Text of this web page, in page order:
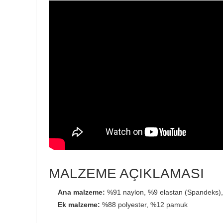
MALZEME AÇIKLAMASI
Ana malzeme: %91 naylon, %9 elastan
Ek malzeme: %88 polyester, %12 pamuk